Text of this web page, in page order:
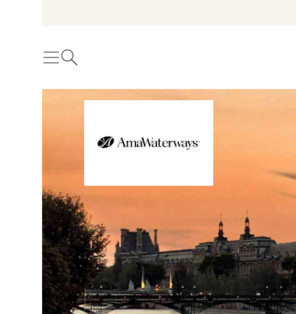
MenyÖppna sök
Se fler bilder